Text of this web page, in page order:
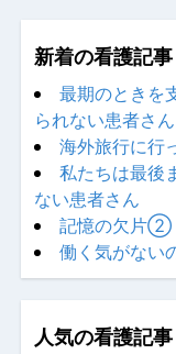
新着の看護記事
最期のときを
られない患者さん
海外旅行に行
私たちは最後
ない患者さん
記憶の欠片②
働く気がない
人気の看護記事